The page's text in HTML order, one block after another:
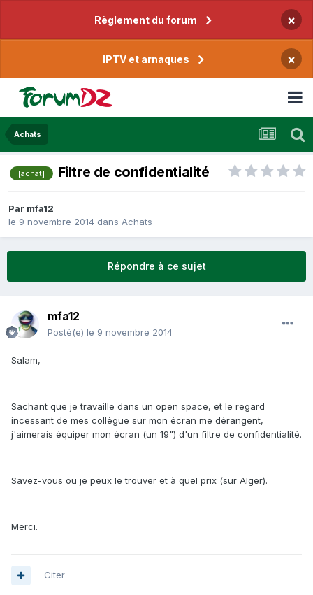
Règlement du forum ×
IPTV et arnaques ×
Achats
[achat] Filtre de confidentialité
Par mfa12
le 9 novembre 2014 dans Achats
Répondre à ce sujet
mfa12
Posté(e) le 9 novembre 2014
Salam,
Sachant que je travaille dans un open space, et le regard
incessant de mes collègue sur mon écran me dérangent,
j'aimerais équiper mon écran (un 19") d'un filtre de confidentialité.
Savez-vous ou je peux le trouver et à quel prix (sur Alger).
Merci.
Citer